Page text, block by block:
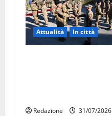
Attualità In città
Redazione
31/07/2026